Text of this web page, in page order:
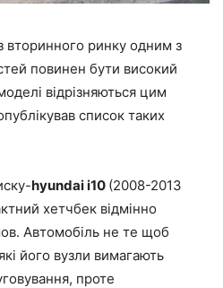
вторинного ринку одним з
повинен бути високий
відрізняються цим
список таких
hyundai i10 (2008-2013
хетчбек відмінно
Автомобіль не те щоб
його вузли вимагають
проте